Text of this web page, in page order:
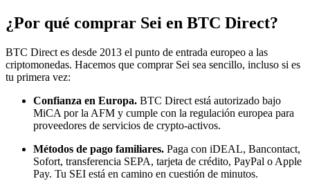
¿Por qué comprar Sei en BTC Direct?
BTC Direct es desde 2013 el punto de entrada europeo a las
criptomonedas. Hacemos que comprar Sei sea sencillo, incluso si es
tu primera vez:
Confianza en Europa. BTC Direct está autorizado bajo
MiCA por la AFM y cumple con la regulación europea para
proveedores de servicios de crypto-activos.
Métodos de pago familiares. Paga con iDEAL, Bancontact,
Sofort, transferencia SEPA, tarjeta de crédito, PayPal o Apple
Pay. Tu SEI está en camino en cuestión de minutos.